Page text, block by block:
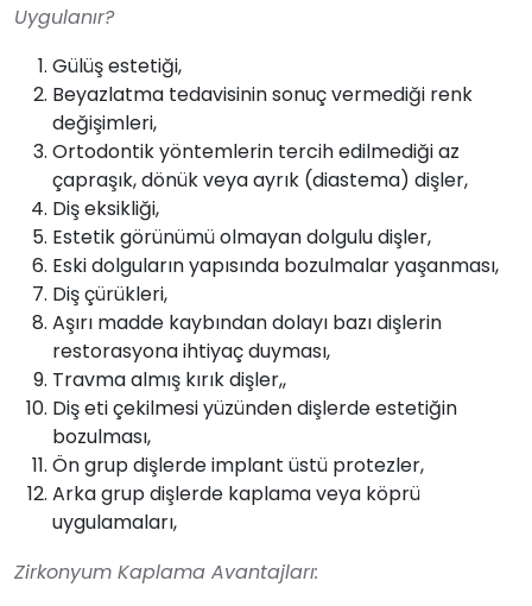
Uygulanır?
Gülüş estetiği,
Beyazlatma tedavisinin sonuç vermediği renk
değişimleri,
Ortodontik yöntemlerin tercih edilmediği az
çapraşık, dönük veya ayrık (diastema) dişler,
Diş eksikliği,
Estetik görünümü olmayan dolgulu dişler,
Eski dolguların yapısında bozulmalar yaşanması,
Diş çürükleri,
Aşırı madde kaybından dolayı bazı dişlerin
restorasyona ihtiyaç duyması,
Travma almış kırık dişler,,
Diş eti çekilmesi yüzünden dişlerde estetiğin
bozulması,
Ön grup dişlerde implant üstü protezler,
Arka grup dişlerde kaplama veya köprü
uygulamaları,
Zirkonyum Kaplama Avantajları: